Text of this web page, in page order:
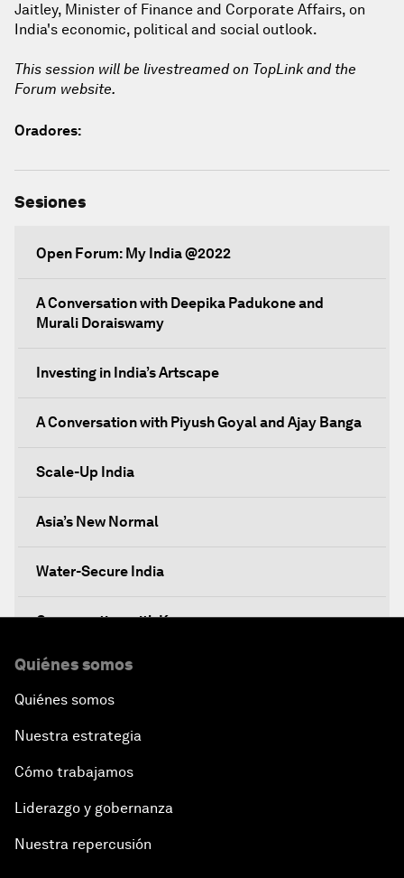
Jaitley, Minister of Finance and Corporate Affairs, on
India's economic, political and social outlook.
This session will be livestreamed on TopLink and the
Forum website.
Oradores:
Sesiones
Open Forum: My India @2022
A Conversation with Deepika Padukone and
Murali Doraiswamy
Investing in India’s Artscape
A Conversation with Piyush Goyal and Ajay Banga
Scale-Up India
Asia’s New Normal
Water-Secure India
Conversation with Karan
Leadership on the Paris Agreement
An Insight, An Idea with Arun Jaitley
India Economic Outlook
Quiénes somos
Quiénes somos
Nuestra estrategia
Cómo trabajamos
Liderazgo y gobernanza
Nuestra repercusión